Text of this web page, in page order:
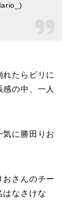
たらビリに
の中、一人
に勝田りお
おさんのチー
はなさけな